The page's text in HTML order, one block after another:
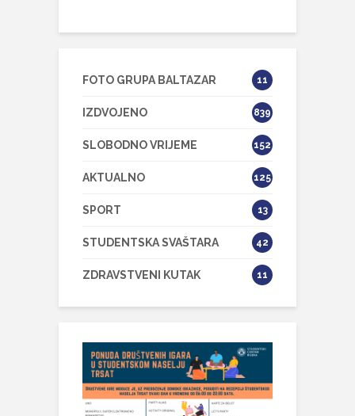
FOTO GRUPA BALTAZAR 11
IZDVOJENO 839
SLOBODNO VRIJEME 152
AKTUALNO 125
SPORT 13
STUDENTSKA SVAŠTARA 42
ZDRAVSTVENI KUTAK 11